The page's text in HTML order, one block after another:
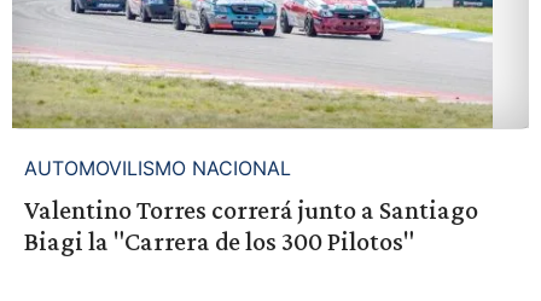
AUTOMOVILISMO NACIONAL
Valentino Torres correrá junto a Santiago
Biagi la "Carrera de los 300 Pilotos"